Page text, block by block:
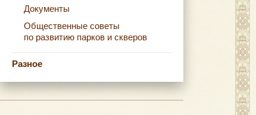
Документы
Общественные советы
по развитию парков и скверов
Разное